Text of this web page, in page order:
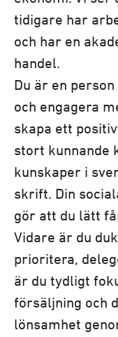
tidigare har
och har en
handel.
Du är en
och engagera
skapa ett
stort kunnande
kunskaper i
skrift. Din
gör att du lätt
Vidare är du
prioritera,
är du tydligt
försäljning och
lönsamhet